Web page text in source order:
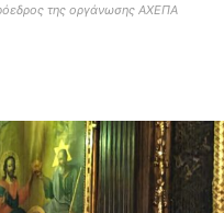
της οργάνωσης ΑΧΕΠΑ